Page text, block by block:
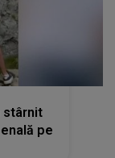
stârnit
pe